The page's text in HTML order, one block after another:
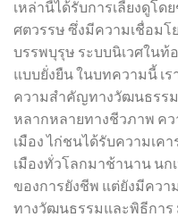
เหล่านี้ได้รับการเลี้ยงดูโ
ศตวรรษ ซึ่งมีความเชื่อมโ
บรรพบุรุษ ระบบนิเวศในท้
แบบยั่งยืน ในบทความนี้ เ
ความสำคัญทางวัฒนธรร
หลากหลายทางชีวภาพ ค
เมือง ไก่ชนได้รับความเ
เมืองทั่วโลกมาช้านาน นก
ของการยังชีพ แต่ยังมีคว
ทางวัฒนธรรมและพิธีกา